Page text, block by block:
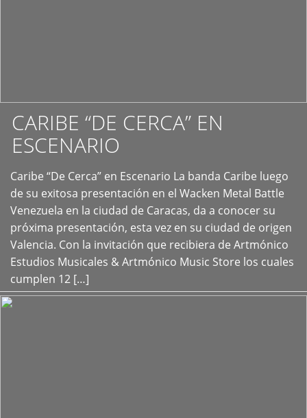
CARIBE “DE CERCA” EN
ESCENARIO
Caribe “De Cerca” en Escenario La banda Caribe luego
de su exitosa presentación en el Wacken Metal Battle
Venezuela en la ciudad de Caracas, da a conocer su
próxima presentación, esta vez en su ciudad de origen
Valencia. Con la invitación que recibiera de Artmónico
Estudios Musicales & Artmónico Music Store los cuales
cumplen 12 […]
+